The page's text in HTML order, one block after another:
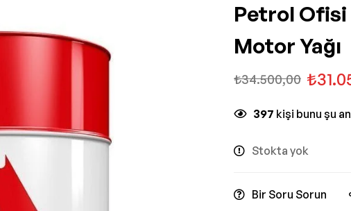
Petrol Ofisi
Motor Yağı
₺34.500,00 ₺
397 kişi bunu şu
Stokta yok
Bir Soru Sorun